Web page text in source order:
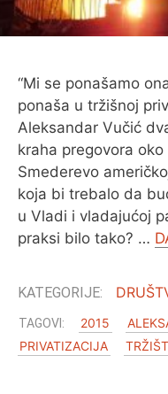
“Mi se ponašamo
ponaša u tržišnoj
Aleksandar Vučić
kraha pregovora
Smederevo
koja bi trebalo da
u Vladi i vladajućoj
praksi bilo tako? …
2015
PRIVATIZACIJA